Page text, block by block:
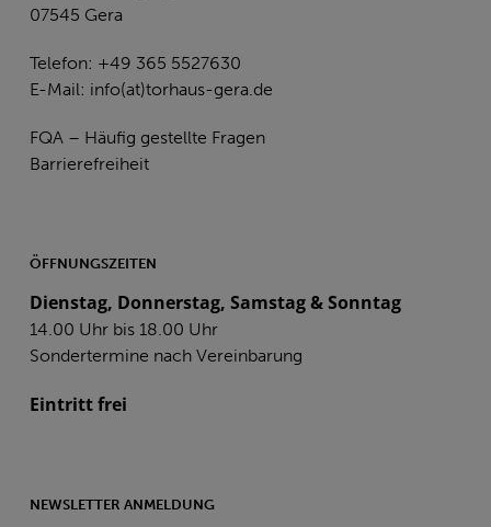
07545 Gera
Telefon: +49 365 5527630
E-Mail: info(at)torhaus-gera.de
FQA – Häufig gestellte Fragen
Barrierefreiheit
ÖFFNUNGSZEITEN
Dienstag, Donnerstag, Samstag & Sonntag
14.00 Uhr bis 18.00 Uhr
Sondertermine nach Vereinbarung
Eintritt frei
NEWSLETTER ANMELDUNG